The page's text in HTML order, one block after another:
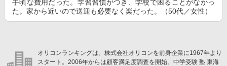
手頃な費用だった。学習習慣がつき、学校で困ることがなかっ
た。家から近いので送迎も必要なく楽だった。（50代／女性）
オリコンランキングは、株式会社オリコンを前身企業に1967年より
スタート。2006年からは顧客満足度調査を開始。中学受験 塾 東海